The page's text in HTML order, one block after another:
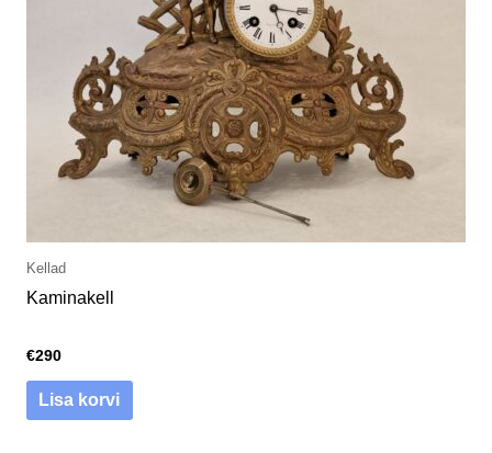
Kellad
Kaminakell
€290
Lisa korvi